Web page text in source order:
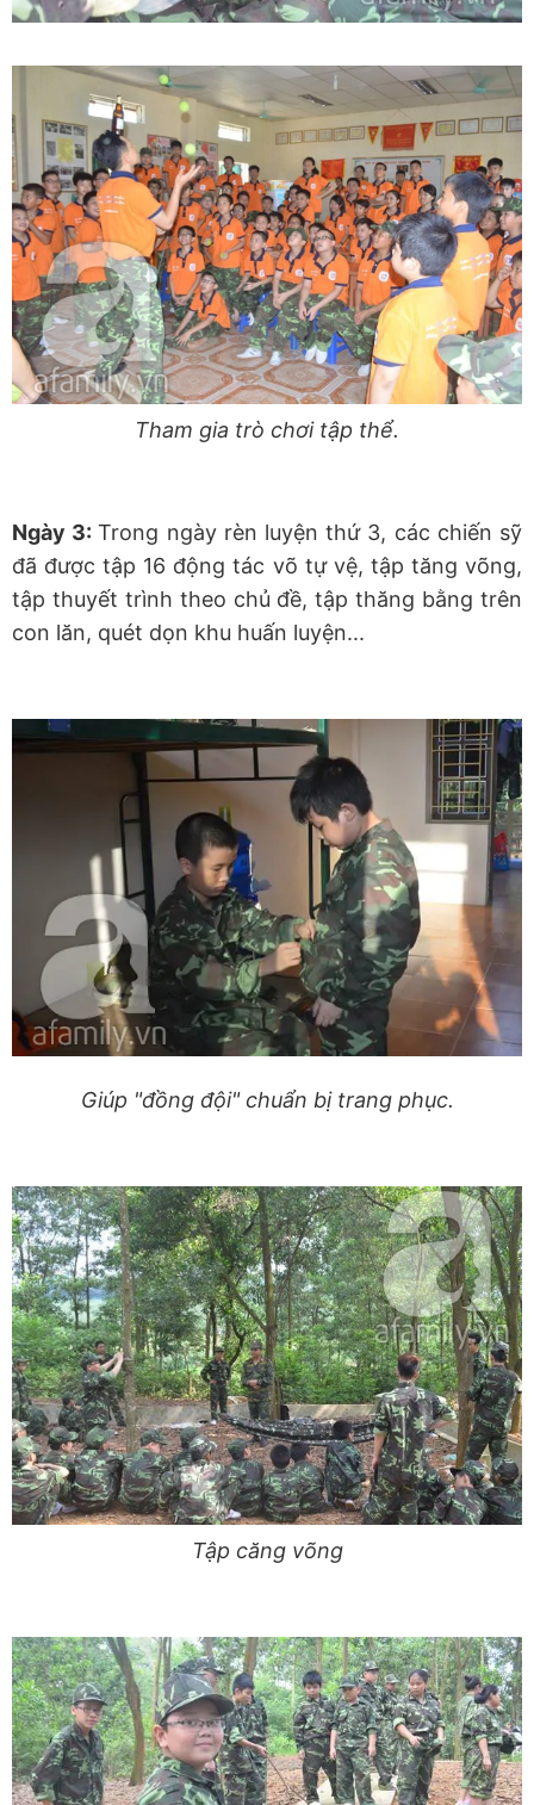
Tham gia trò chơi tập thể.
Ngày 3:Trong ngày rèn luyện thứ 3, các chiến sỹ
đã được tập 16 động tác võ tự vệ, tập tăng võng,
tập thuyết trình theo chủ đề, tập thăng bằng trên
con lăn, quét dọn khu huấn luyện...
Giúp "đồng đội" chuẩn bị trang phục.
Tập căng võng